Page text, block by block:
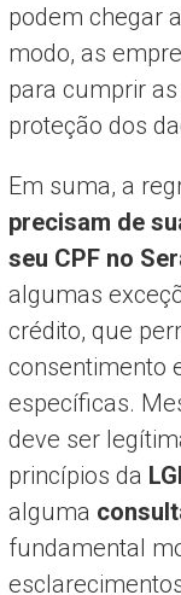
podem chegar
modo, as
para cumprir
proteção dos
Em suma, a
precisam de
seu CPF no
algumas
crédito, que
consentimento
específicas.
deve ser
princípios da
alguma
fundamental